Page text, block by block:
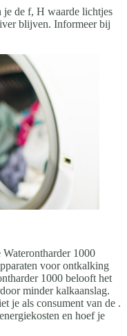
je de f, H waarde lichtjes
blijven. Informeer bij
1000
voor ontkalking
1000 belooft het
minder kalkaanslag.
je als consument van de .
en hoef je